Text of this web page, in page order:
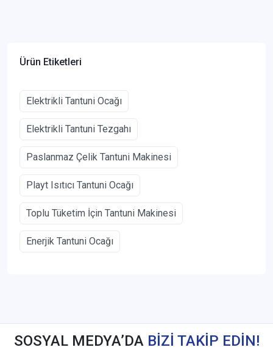
Ürün Etiketleri
Elektrikli Tantuni Ocağı
Elektrikli Tantuni Tezgahı
Paslanmaz Çelik Tantuni Makinesi
Playt Isıtıcı Tantuni Ocağı
Toplu Tüketim İçin Tantuni Makinesi
Enerjik Tantuni Ocağı
SOSYAL MEDYA’DA BİZİ TAKİP EDİN!